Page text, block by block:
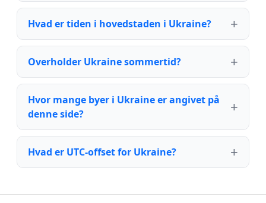
Hvad er tiden i hovedstaden i Ukraine?
Overholder Ukraine sommertid?
Hvor mange byer i Ukraine er angivet på
denne side?
Hvad er UTC-offset for Ukraine?